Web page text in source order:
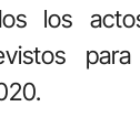
los